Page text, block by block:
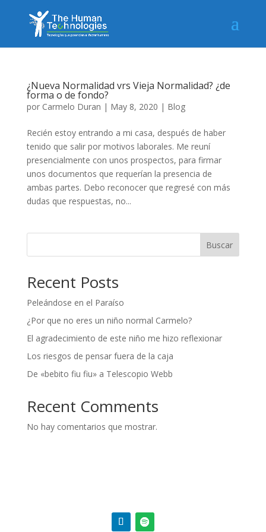
¿Nueva Normalidad vrs Vieja Normalidad? ¿de
forma o de fondo?
por Carmelo Duran | May 8, 2020 | Blog
Recién estoy entrando a mi casa, después de haber
tenido que salir por motivos laborales. Me reuní
presencialmente con unos prospectos, para firmar
unos documentos que requerían la presencia de
ambas partes. Debo reconocer que regresé con más
dudas que respuestas, no...
Buscar
Recent Posts
Peleándose en el Paraíso
¿Por que no eres un niño normal Carmelo?
El agradecimiento de este niño me hizo reflexionar
Los riesgos de pensar fuera de la caja
De «bebito fiu fiu» a Telescopio Webb
Recent Comments
No hay comentarios que mostrar.